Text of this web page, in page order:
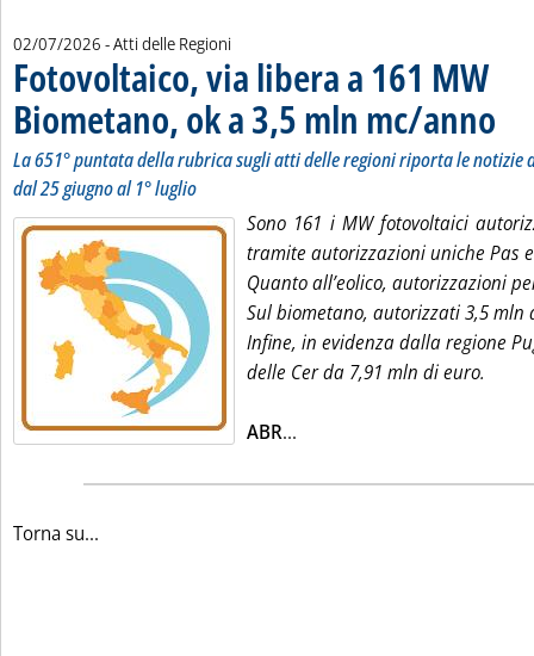
02/07/2026 - Atti delle Regioni
Fotovoltaico, via libera a 161 MW
Biometano, ok a 3,5 mln mc/anno
La 651° puntata della rubrica sugli atti delle regioni riporta le
dal 25 giugno al 1° luglio
Sono 161 i MW fotovoltaici
tramite autorizzazioni uniche Pas
Quanto all’eolico, autorizzazioni
Sul biometano, autorizzati 3,5
Infine, in evidenza dalla regione
delle Cer da 7,91 mln di euro.
ABR...
Torna su...